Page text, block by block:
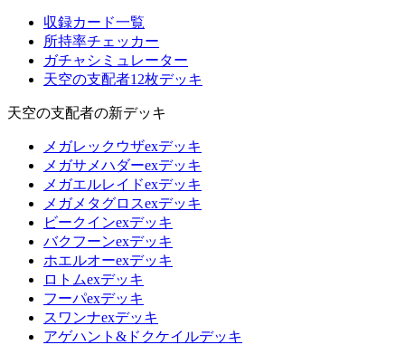
収録カード一覧
所持率チェッカー
ガチャシミュレーター
天空の支配者12枚デッキ
天空の支配者の新デッキ
メガレックウザexデッキ
メガサメハダーexデッキ
メガエルレイドexデッキ
メガメタグロスexデッキ
ビークインexデッキ
バクフーンexデッキ
ホエルオーexデッキ
ロトムexデッキ
フーパexデッキ
スワンナexデッキ
アゲハント&ドクケイルデッキ